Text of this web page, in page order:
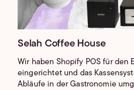
Selah Coffee House
Wir haben Shopify POS für den
eingerichtet und das
Abläufe in der Gastronomie